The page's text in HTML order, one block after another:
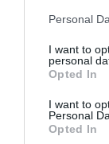
Please note
not limited to
grant or deny
use your data
consent section.
Personal
I want to
personal
Opted In
I want to
Personal
Opted In